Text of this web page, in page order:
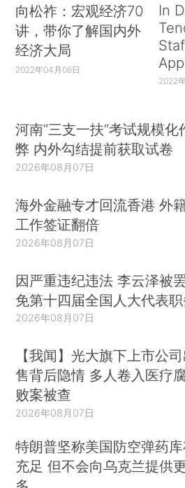
向松祚：宏观经济70
讲，带你了解国内外
经济大局
2022年04月06日
In
2022
河南“三支一扶”考试规模化
弊 内外勾结提前获取试卷
2026年08月07日
海外金融专才回流香港 外
工作签证翻倍
2026年08月07日
因严重违纪违法 李云泽被
免第十四届全国人大代表
2026年08月07日
【我闻】光大旗下上市公司
售背后隐情 多人卷入医疗
败案被查
2026年08月07日
特朗普坚称美国防空弹药
充足 但不会向乌克兰提供